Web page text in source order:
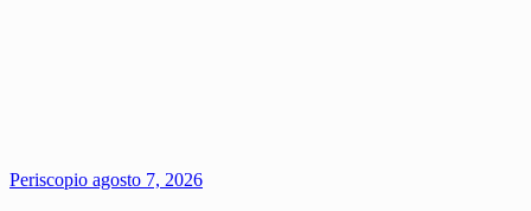
Periscopio agosto 7, 2026